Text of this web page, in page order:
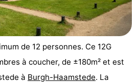
de 12 personnes. Ce 12G
à coucher, de ±180m² et est
à Burgh-Haamstede. La